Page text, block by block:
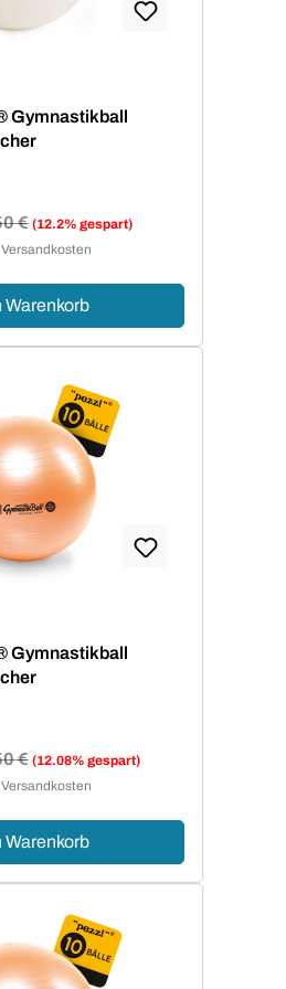
Gymnastikball
Preis:
€ (12.2% gespart)
Warenkorb
Gymnastikball
Preis:
€ (12.08% gespart)
Warenkorb